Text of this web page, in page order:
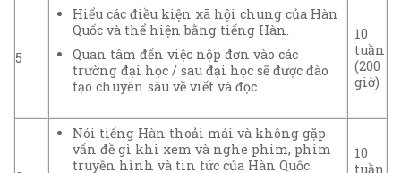
5
Hiểu các điều kiện xã hội chung của Hàn
Quốc và thể hiện bằng tiếng Hàn.
Quan tâm đến việc nộp đơn vào các
trường đại học / sau đại học sẽ được đào
tạo chuyên sâu về viết và đọc.
10
tuần
(200
giờ)
Nói tiếng Hàn thoải mái và không gặp
vấn đề gì khi xem và nghe phim, phim
truyền hình và tin tức của Hàn Quốc.
10
tuần